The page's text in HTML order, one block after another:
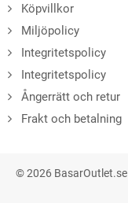
Köpvillkor
Miljöpolicy
Integritetspolicy
Integritetspolicy
Ångerrätt och retur
Frakt och betalning
© 2026 BasarOutlet.se